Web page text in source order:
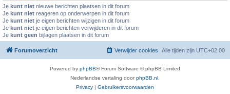
Je kunt niet nieuwe berichten plaatsen in dit forum
Je kunt niet reageren op onderwerpen in dit forum
Je kunt niet je eigen berichten wijzigen in dit forum
Je kunt niet je eigen berichten verwijderen in dit forum
Je kunt geen bijlagen plaatsen in dit forum
Forumoverzicht Alle tijden zijn UTC+02:00
Verwijder cookies
Powered by phpBB® Forum Software © phpBB Limited
Nederlandse vertaling doorphpBB.nl
Privacy | Gebruikersvoorwaarden